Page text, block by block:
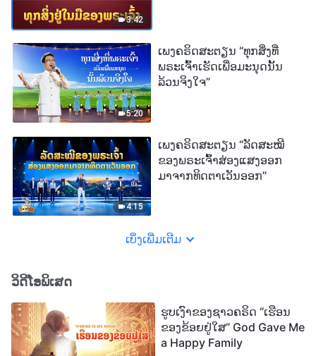
3:42
5:20
ເພງຄຣິດສະຕຽນ “ທຸກສິ່ງທີ່
ພຣະເຈົ້າເຮັດເພື່ອມະນຸດນັ້ນ
ລ້ວນຈິງໃຈ”
4:15
ເພງຄຣິດສະຕຽນ “ລັດສະໝີ
ຂອງພຣະເຈົ້າສ່ອງແສງອອກ
ມາຈາກທິດຕາເວັນອອກ”
ເບິ່ງເພີ່ມເຕີມ
ວິດີໂອພິເສດ
ຮູບເງົາຂອງຊາວຄຣິດ “ເຮືອນ
ຂອງຂ້ອຍຢູ່ໃສ” God Gave Me
a Happy Family